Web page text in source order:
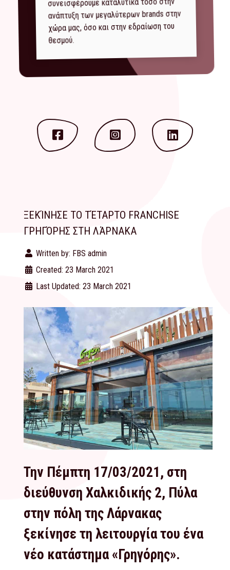
συνεισφέρουμε καταλυτικά τόσο στην
ανάπτυξη των μεγαλύτερων brands στην
χώρα μας, όσο και στην εδραίωση του
θεσμού.
ΞΕΚΊΝΗΣΕ ΤΟ ΤΈΤΑΡΤΟ FRANCHISE
ΓΡΗΓΌΡΗΣ ΣΤΗ ΛΆΡΝΑΚΑ
Written by: FBS admin
Created: 23 March 2021
Last Updated: 23 March 2021
Την Πέμπτη 17/03/2021, στη
διεύθυνση Χαλκιδικής 2, Πύλα
στην πόλη της Λάρνακας
ξεκίνησε τη λειτουργία του ένα
νέο κατάστημα «Γρηγόρης».